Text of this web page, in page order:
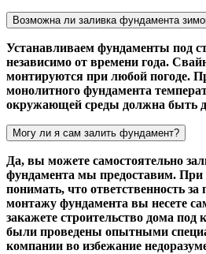
Возможна ли заливка фундамента
Устанавливаем фундаменты под
независимо от времени года.
монтируются при любой погоде.
монолитного фундамента
окружающей среды должна быть
Могу ли я сам залить фундамент?
Да, вы можете самостоятельно
фундамента мы предоставим.
понимать, что ответственность
монтажу фундамента вы несете
закажете строительство дома
были проведены опытными
компании во избежание